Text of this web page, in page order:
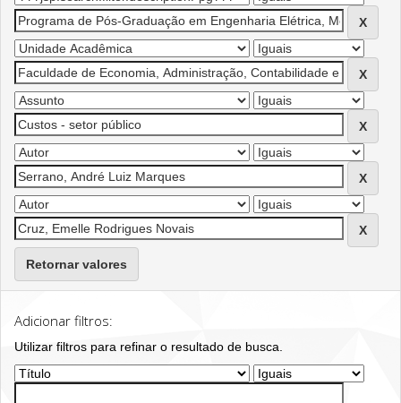
Retornar valores
Adicionar filtros:
Utilizar filtros para refinar o resultado de busca.